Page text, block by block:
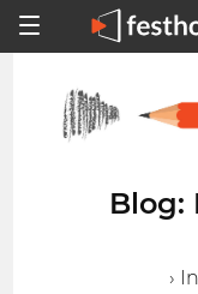
Blog:
›